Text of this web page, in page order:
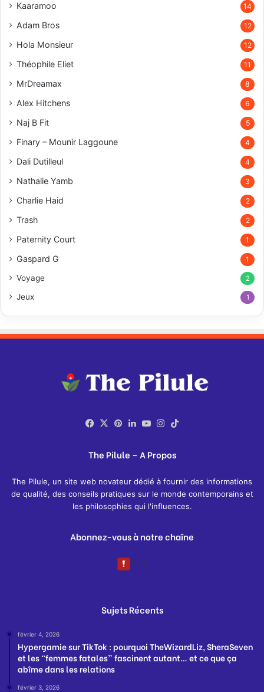
Kaaramoo 14
Adam Bros 12
Hola Monsieur 12
Théophile Eliet 11
MrDreamax 8
Alex Hitchens 6
Naj B Fit 5
Finary – Mounir Laggoune 4
Dali Dutilleul 4
Nathalie Yamb 3
Charlie Haid 2
Trash 2
Paternity Court 1
Gaspard G 1
Voyage 2
Jeux 1
Facebook
X Pinterest
Linkedin
YouTubeInstagram
The Pilule – A Propos
The Pilule, un site web novateur dédié à fournir des informations
de qualité, des conseils pratiques sur le monde contemporains et
les philosophies qui l'influences.
Abonnez-vous à notre chaîne
Sujets Récents
février 4, 2026
Hypergamie sur TikTok : pourquoi TheWizardLiz, SheraSeven
et les “femmes fatales” fascinent autant… et ce que ça
abîme dans les relations
février 3, 2026